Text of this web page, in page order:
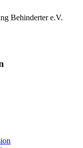
Behinderter e.V.